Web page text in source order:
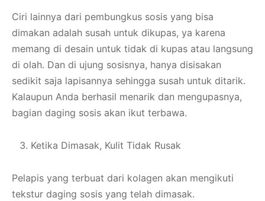
Ciri lainnya dari pembungkus sosis yang bisa
dimakan adalah susah untuk dikupas, ya karena
memang di desain untuk tidak di kupas atau langsung
di olah. Dan di ujung sosisnya, hanya disisakan
sedikit saja lapisannya sehingga susah untuk ditarik.
Kalaupun Anda berhasil menarik dan mengupasnya,
bagian daging sosis akan ikut terbawa.
Ketika Dimasak, Kulit Tidak Rusak
Pelapis yang terbuat dari kolagen akan mengikuti
tekstur daging sosis yang telah dimasak.